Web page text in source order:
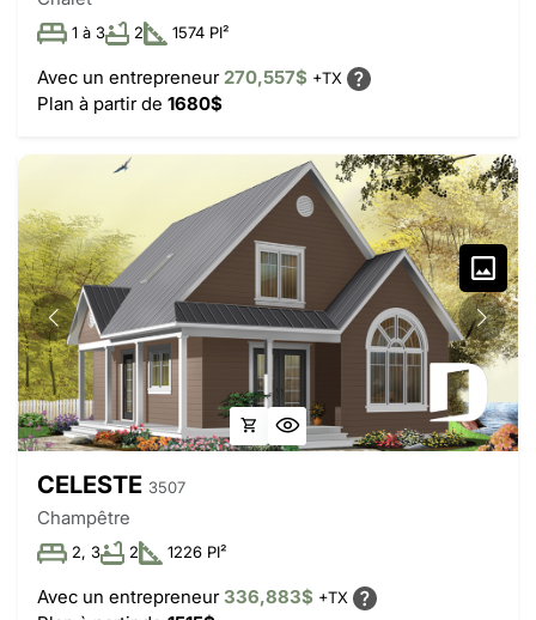
1 à 3 2 1574 PI²
Avec un entrepreneur270,557$ +TX
Plan à partir de 1680$
CELESTE 3507
Champêtre
2, 3 2 1226 PI²
Avec un entrepreneur336,883$ +TX